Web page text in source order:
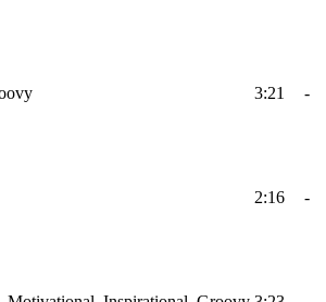
3:21 -
2:16 -